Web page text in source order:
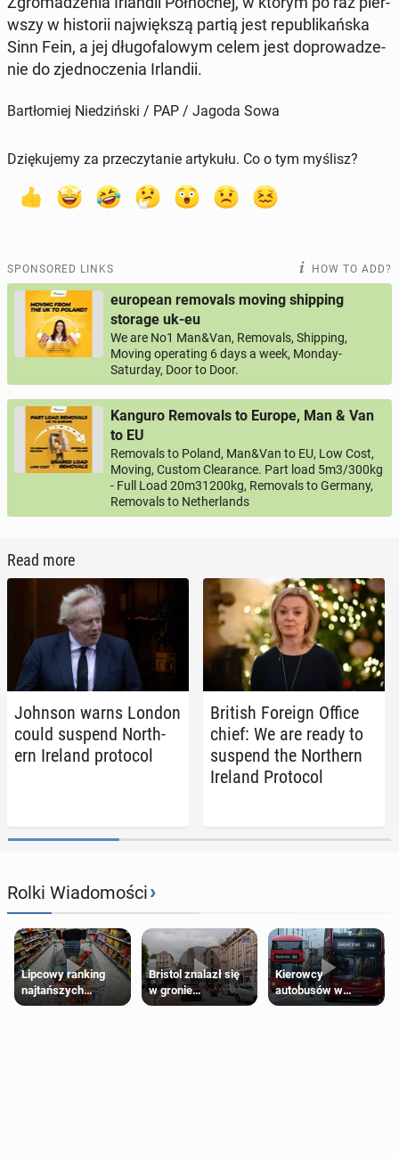
wszy w his­torii na­jwięk­szą partią jest re­pub­likańs­ka
Sinn Fein, a jej dłu­go­falowym celem jest do­prowadze­
nie do zjed­noczenia Ir­landii.
Bartłomiej Niedziński / PAP / Jagoda Sowa
Dziękujemy za przeczytanie artykułu. Co o tym myślisz?
SPONSORED LINKS HOW TO ADD?
european removals moving shipping
storage uk-eu
We are No1 Man&Van, Removals, Shipping,
Moving operating 6 days a week, Monday-
Saturday, Door to Door.
Kanguro Removals to Europe, Man & Van
to EU
Removals to Poland, Man&Van to EU, Low Cost,
Moving, Custom Clearance. Part load 5m3/300kg
- Full Load 20m31200kg, Removals to Germany,
Removals to Netherlands
Read more
Johnson warns London
could suspend North­
ern Ireland pro­to­col
British Foreign Office
chief: We are ready to
suspend the North­ern
Ireland Pro­to­col
Rolki Wiadomości›
Lipcowy ranking
najtańszych
supermarketów
Bristol znalazł się
w gronie
najlepszych
Kierowcy
autobusów w
Londynie